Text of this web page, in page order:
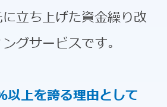
立ち上げた資金繰り改
グサービスです。
上を誇る理由として